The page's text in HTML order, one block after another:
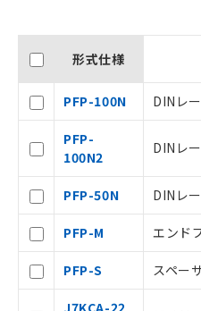
形式仕様
PFP-100N DINレ
PFP-
100N2
DINレ
PFP-50N DINレ
PFP-M エンド
PFP-S スペー
J7KCA-22